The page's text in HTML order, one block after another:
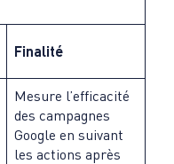
Finalité
Mesure l’efficacité
des campagnes
Google en suivant
les actions après